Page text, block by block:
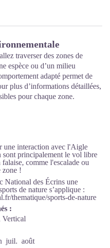
traverser des zones de
espèce ou d’un milieu
adapté permet de
plus d’informations détaillées,
pour chaque zone.
une interaction avec l'Aigle
principalement le vol libre
comme l'escalade ou
zone !
National des Écrins une
de nature s’applique :
thematique/sports-de-nature
:
Vertical
juil. août